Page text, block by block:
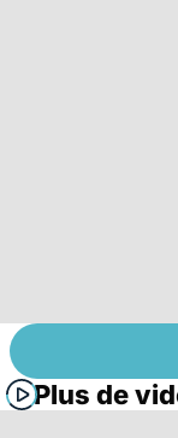
Plus de